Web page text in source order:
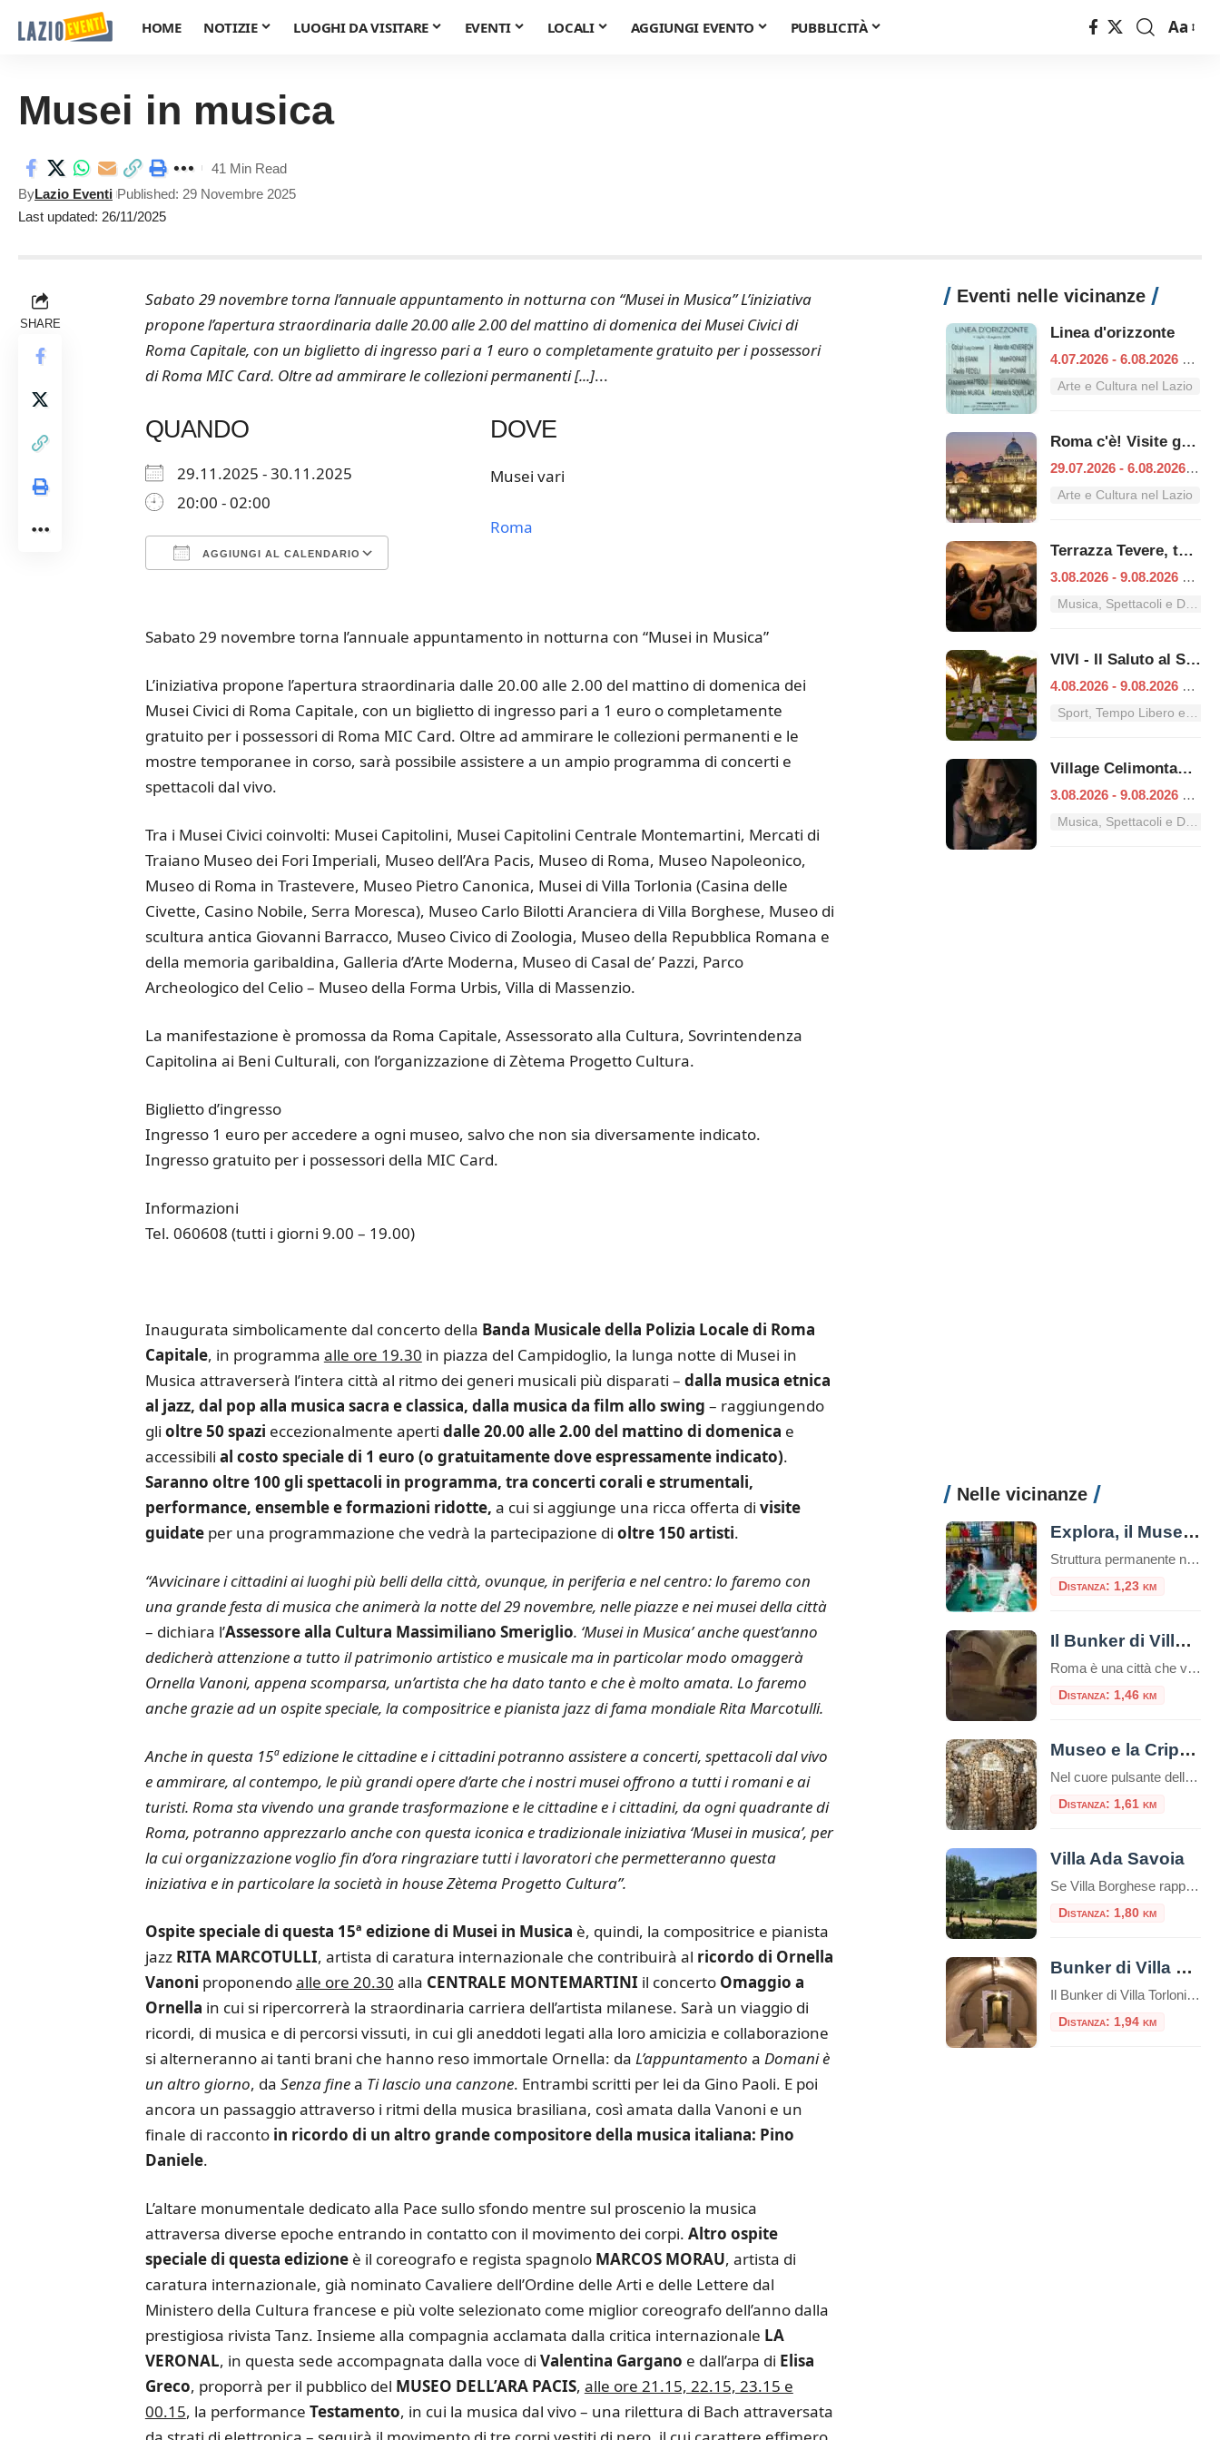
HOME NOTIZIE LUOGHI DA VISITARE EVENTI LOCALI AGGIUNGI EVENTO PUBBLICITÀ
Font
Aa
Musei in musica
Last updated: 26/11/2025
ByLazio Eventi Published: 29 Novembre 2025
41 Min Read
SHARE
Sabato 29 novembre torna l’annuale appuntamento in notturna con “Musei in Musica” L’iniziativa
propone l’apertura straordinaria dalle 20.00 alle 2.00 del mattino di domenica dei Musei Civici di
Roma Capitale, con un biglietto di ingresso pari a 1 euro o completamente gratuito per i possessori
di Roma MIC Card. Oltre ad ammirare le collezioni permanenti [...]...
QUANDO
29.11.2025 - 30.11.2025
20:00 - 02:00
AGGIUNGI AL CALENDARIO
DOVE
Musei vari
Roma
Sabato 29 novembre torna l’annuale appuntamento in notturna con “Musei in Musica”
L’iniziativa propone l’apertura straordinaria dalle 20.00 alle 2.00 del mattino di domenica dei
Musei Civici di Roma Capitale, con un biglietto di ingresso pari a 1 euro o completamente
gratuito per i possessori di Roma MIC Card. Oltre ad ammirare le collezioni permanenti e le
mostre temporanee in corso, sarà possibile assistere a un ampio programma di concerti e
spettacoli dal vivo.
Tra i Musei Civici coinvolti: Musei Capitolini, Musei Capitolini Centrale Montemartini, Mercati di
Traiano Museo dei Fori Imperiali, Museo dell’Ara Pacis, Museo di Roma, Museo Napoleonico,
Museo di Roma in Trastevere, Museo Pietro Canonica, Musei di Villa Torlonia (Casina delle
Civette, Casino Nobile, Serra Moresca), Museo Carlo Bilotti Aranciera di Villa Borghese, Museo di
scultura antica Giovanni Barracco, Museo Civico di Zoologia, Museo della Repubblica Romana e
della memoria garibaldina, Galleria d’Arte Moderna, Museo di Casal de’ Pazzi, Parco
Archeologico del Celio – Museo della Forma Urbis, Villa di Massenzio.
La manifestazione è promossa da Roma Capitale, Assessorato alla Cultura, Sovrintendenza
Capitolina ai Beni Culturali, con l’organizzazione di Zètema Progetto Cultura.
Biglietto d’ingresso
Ingresso 1 euro per accedere a ogni museo, salvo che non sia diversamente indicato.
Ingresso gratuito per i possessori della MIC Card.
Informazioni
Tel. 060608 (tutti i giorni 9.00 – 19.00)
Inaugurata simbolicamente dal concerto della Banda Musicale della Polizia Locale di Roma
Capitale, in programma alle ore 19.30 in piazza del Campidoglio, la lunga notte di Musei in
Musica attraverserà l’intera città al ritmo dei generi musicali più disparati – dalla musica etnica
al jazz, dal pop alla musica sacra e classica, dalla musica da film allo swing – raggiungendo
gli oltre 50 spazi eccezionalmente aperti dalle 20.00 alle 2.00 del mattino di domenica e
accessibili al costo speciale di 1 euro (o gratuitamente dove espressamente indicato).
Saranno oltre 100 gli spettacoli in programma, tra concerti corali e strumentali,
performance, ensemble e formazioni ridotte, a cui si aggiunge una ricca offerta di visite
guidateper una programmazione che vedrà la partecipazione di oltre 150 artisti.
“Avvicinare i cittadini ai luoghi più belli della città, ovunque, in periferia e nel centro: lo faremo con
una grande festa di musica che animerà la notte del 29 novembre, nelle piazze e nei musei della città
– dichiara l’Assessore alla Cultura Massimiliano Smeriglio. ‘Musei in Musica’ anche quest’anno
dedicherà attenzione a tutto il patrimonio artistico e musicale ma in particolar modo omaggerà
Ornella Vanoni, appena scomparsa, un’artista che ha dato tanto e che è molto amata. Lo faremo
anche grazie ad un ospite speciale, la compositrice e pianista jazz di fama mondiale Rita Marcotulli.
Anche in questa 15ª edizione le cittadine e i cittadini potranno assistere a concerti, spettacoli dal vivo
e ammirare, al contempo, le più grandi opere d’arte che i nostri musei offrono a tutti i romani e ai
turisti. Roma sta vivendo una grande trasformazione e le cittadine e i cittadini, da ogni quadrante di
Roma, potranno apprezzarlo anche con questa iconica e tradizionale iniziativa ‘Musei in musica’, per
la cui organizzazione voglio fin d’ora ringraziare tutti i lavoratori che permetteranno questa
iniziativa e in particolare la società in house Zètema Progetto Cultura”.
Ospite speciale di questa 15ª edizione di Musei in Musica è, quindi, la compositrice e pianista
jazzRITA MARCOTULLI, artista di caratura internazionale che contribuirà al ricordo di Ornella
Vanoni proponendoalle ore 20.30 alla CENTRALE MONTEMARTINI il concertoOmaggio a
Ornella in cui si ripercorrerà la straordinaria carriera dell’artista milanese. Sarà un viaggio di
ricordi, di musica e di percorsi vissuti, in cui gli aneddoti legati alla loro amicizia e collaborazione
si alterneranno ai tanti brani che hanno reso immortale Ornella: da L’appuntamento a Domani è
un altro giorno, da Senza finea Ti lascio una canzone. Entrambi scritti per lei da Gino Paoli. E poi
ancora un passaggio attraverso i ritmi della musica brasiliana, così amata dalla Vanoni e un
finale di racconto in ricordo di un altro grande compositore della musica italiana: Pino
Daniele.
L’altare monumentale dedicato alla Pace sullo sfondo mentre sul proscenio la musica
attraversa diverse epoche entrando in contatto con il movimento dei corpi. Altro ospite
speciale di questa edizione è il coreografo e regista spagnolo MARCOS MORAU, artista di
caratura internazionale, già nominato Cavaliere dell’Ordine delle Arti e delle Lettere dal
Ministero della Cultura francese e più volte selezionato come miglior coreografo dell’anno dalla
prestigiosa rivista Tanz. Insieme alla compagnia acclamata dalla critica internazionale LA
VERONAL, in questa sede accompagnata dalla voce di Valentina Gargano e dall’arpa di Elisa
Greco, proporrà per il pubblico del MUSEO DELL’ARA PACIS, alle ore 21.15, 22.15, 23.15 e
00.15, la performance Testamento, in cui la musica dal vivo – una rilettura di Bach attraversata
Eventi nelle vicinanze
Linea d'orizzonte
4.07.2026 - 6.08.2026 |
Arte e Cultura nel Lazio
Roma c'è! Visite guidate (anche per bambini) dal 29 luglio al 6 agosto 2026
29.07.2026 - 6.08.2026
|
Arte e Cultura nel Lazio
Terrazza Tevere, tutti i concerti dal 3 al 9 agosto
3.08.2026 - 9.08.2026 |
Musica, Spettacoli e Danza nel Lazio
VIVI - Il Saluto al Sole
4.08.2026 - 9.08.2026 |
Sport, Tempo Libero e Divertimento nel Lazio
Village Celimontana: gli appuntamenti dal 3 al 9 agosto
3.08.2026 - 9.08.2026 |
Musica, Spettacoli e Danza nel Lazio
Nelle vicinanze
Explora, il Museo dei Bambini
Struttura permanente nel cuore di Roma, Explora il Museo dei Bambini attiva dal 2001, è dedicata a bambine e bambini da 0 a 11 anni.Da oltre 20 anni, è il punto di riferimento per l’educazione informale e le attività creative per le famiglie, le scuole e il mondo dell’infanzia. Uno spazio in cui l’esplorazione e […]
Distanza: 1,23 km
Il Bunker di Villa Ada a Roma
Roma è una città che vive su più livelli. Sotto il traffico caotico della via Salaria e l’apparente serenità dei prati di Villa Ada, si nasconde un mondo parallelo, fatto di cemento armato, porte stagne e memorie di un passato bellico che sembra lontanissimo, eppure è ancora palpabile. Il Bunker di Villa Ada Savoia, rifugio […]
Distanza: 1,46 km
Museo e la Cripta dei Frati Cappuccini
Nel cuore pulsante della Dolce Vita romana, lungo la celebre Via Veneto, si cela un luogo che offre un’esperienza tanto profonda quanto inaspettata, un viaggio che intreccia arte, storia e una potente riflessione sulla vita e la morte. È il Complesso di Santa Maria della Concezione, che ospita il Museo e la Cripta dei Frati […]
Distanza: 1,61 km
Villa Ada Savoia
Se Villa Borghese rappresenta l’eleganza curata e il barocco monumentale, e Villa Pamphili l’estensione sconfinata, Villa Ada Savoia è l’anima più autentica, boscosa e segreta della capitale. Situata nel settore nord, lungo la via Salaria, con i suoi circa 160 ettari è il secondo parco pubblico più grande di Roma, un luogo dove la storia […]
Distanza: 1,80 km
Bunker di Villa Torlonia
Il Bunker di Villa Torlonia è un luogo di grande interesse storico e culturale situato all’interno dell’omonima villa, un tempo residenza ufficiale di Benito Mussolini. Questo rifugio antiaereo, costruito durante la Seconda Guerra Mondiale, rappresenta una testimonianza tangibile delle strategie di difesa adottate durante il conflitto e del periodo storico in cui è stato realizzato. […]
Distanza: 1,94 km